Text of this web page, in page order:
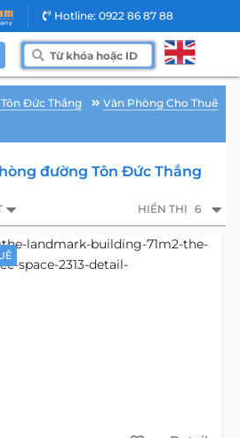
Hotline: 0922 86 87 88
Đức Thắng
Văn Phòng Cho Thuê
đường Tôn Đức Thắng
HIỂN THỊ 6